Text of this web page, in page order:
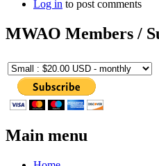
Log in to post comments
MWAO Members /
Main menu